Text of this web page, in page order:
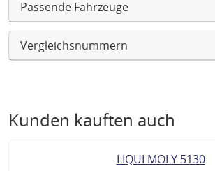
Passende Fahrzeuge
Vergleichsnummern
Kunden kauften auch
LIQUI MOLY 5130